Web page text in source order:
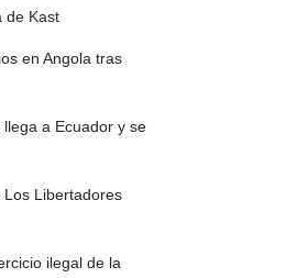
de Kast
en Angola tras
a Ecuador y se
Libertadores
ilegal de la